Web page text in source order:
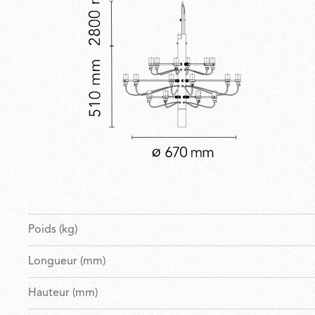
Poids (kg)
Longueur (mm)
Hauteur (mm)